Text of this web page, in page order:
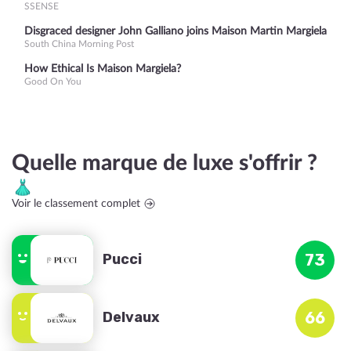
SSENSE
Disgraced designer John Galliano joins Maison Martin Margiela
South China Morning Post
How Ethical Is Maison Margiela?
Good On You
Quelle marque de luxe s'offrir ?
Voir le classement complet
Pucci 73
Delvaux 66